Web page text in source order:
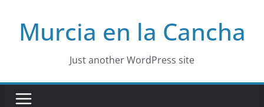
contentMurcia en la Cancha
Just another WordPress site